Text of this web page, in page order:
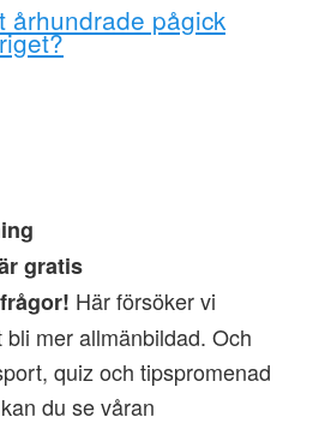
århundrade pågick
gratis
Här försöker vi
mer allmänbildad. Och
quiz och tipspromenad
du se våran